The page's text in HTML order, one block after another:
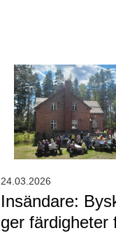
Insändare:
ger färdigheter
24.03.2026